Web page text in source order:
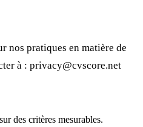
nos pratiques en matière de
à : privacy@cvscore.net
des critères mesurables.